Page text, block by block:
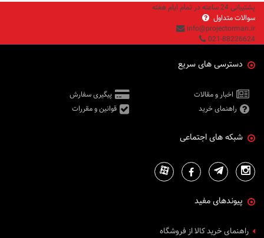
پشتیبانی 24 ساعته در تمام ایام هفته
سوالات متداول
info@projectorman.ir
021-88226624
دسترسی های سریع
اخبار و مقالات
پیگیری سفارش
راهنمای خرید
قوانین و مقررات
شبکه های اجتماعی
پیوندهای مفید
راهنمای خرید کالا از فروشگاه